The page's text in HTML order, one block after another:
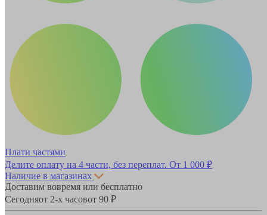
Плати частями
Делите оплату на 4 части, без переплат. От 1 000 ₽
Наличие в магазинах
Доставим вовремя или бесплатно
Сегодняот 2-х часовот 90 ₽